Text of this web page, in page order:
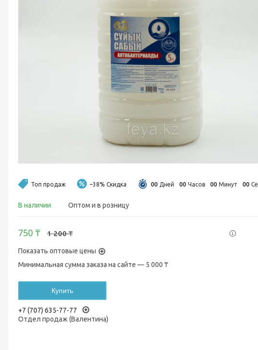
Топ продаж –38% 00 Дней 00 Часов 00 Минут 00
В наличии Оптом и в розницу
1 200 ₸
750 ₸
Показать оптовые цены
Минимальная сумма заказа на сайте — 5 000 ₸
Купить
+7 (707) 635-77-77
Отдел продаж (Валентина)